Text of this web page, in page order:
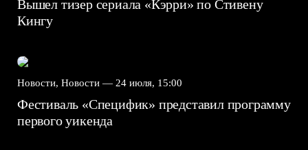
Вышел тизер сериала «Кэрри» по Стивену
Кингу
Новости, Новости — 24 июля, 15:00
Фестиваль «Специфик» представил программу
первого уикенда